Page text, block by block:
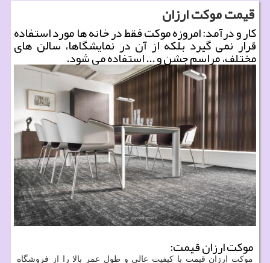
قیمت موكت ارزان
كار و درآمد: امروزه موكت فقط در خانه ها مورد استفاده
قرار نمی گیرد بلكه از آن در نمایشگاها، سالن های
مختلف، مراسم جشن و ... استفاده می شود.
موکت ارزان قیمت:
موکت ارزان قیمت با کیفیت عالی و طول عمر بالا را از فروشگاه